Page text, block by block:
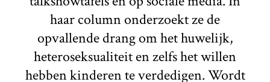
haar column onderzoekt ze de
opvallende drang om het huwelijk,
heteroseksualiteit en zelfs het willen
hebben kinderen te verdedigen. Wordt